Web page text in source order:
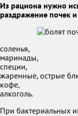
Из рациона нужно
раздражение почек
соленья,
маринады,
специи,
жаренные, острые
кофе,
алкоголь.
При бактериальных